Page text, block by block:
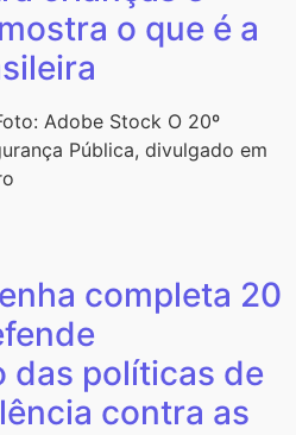
o que é a
Adobe Stock O 20º
Pública, divulgado em
completa 20
das políticas de
contra as